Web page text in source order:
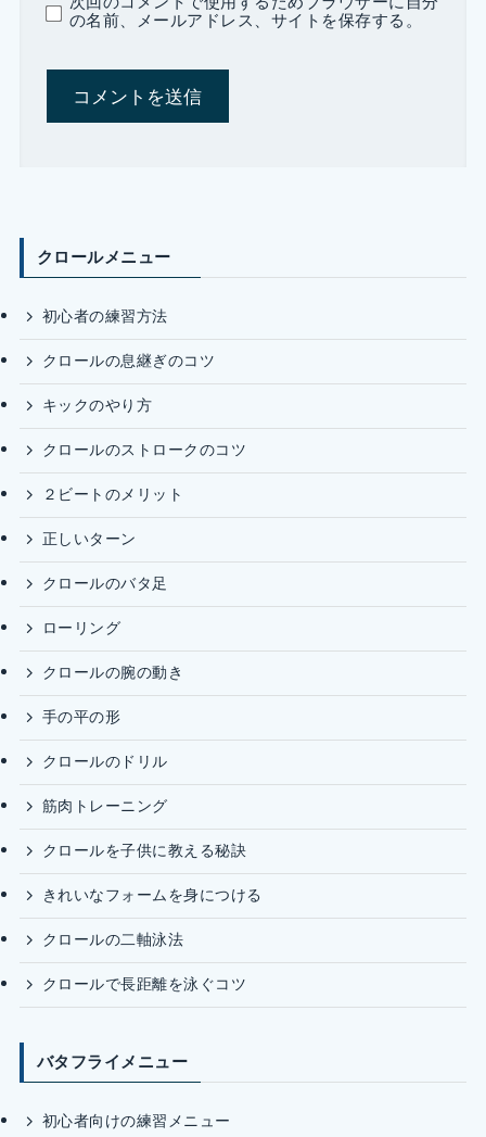
の名前、メールアドレス、サイトを保存する。
クロールメニュー
初心者の練習方法
クロールの息継ぎのコツ
キックのやり方
クロールのストロークのコツ
２ビートのメリット
正しいターン
クロールのバタ足
ローリング
クロールの腕の動き
手の平の形
クロールのドリル
筋肉トレーニング
クロールを子供に教える秘訣
きれいなフォームを身につける
クロールの二軸泳法
クロールで長距離を泳ぐコツ
バタフライメニュー
初心者向けの練習メニュー